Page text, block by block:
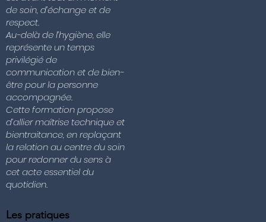
de soin, d’échange et de
respect.
Au-delà de l’hygiène, elle
représente un temps
privilégié de
communication et de bien-
être pour la personne
accompagnée.
Cette formation propose
d’allier maîtrise technique et
bientraitance, en replaçant
la relation au centre du soin
pour redonner du sens à
cet acte essentiel du
quotidien.
Les pratiques